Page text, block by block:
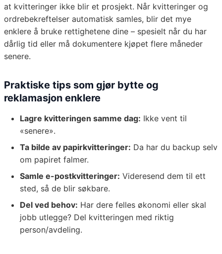
at kvitteringer ikke blir et prosjekt. Når kvitteringer og
ordrebekreftelser automatisk samles, blir det mye
enklere å bruke rettighetene dine – spesielt når du har
dårlig tid eller må dokumentere kjøpet flere måneder
senere.
Praktiske tips som gjør bytte og
reklamasjon enklere
Lagre kvitteringen samme dag: Ikke vent til
«senere».
Ta bilde av papirkvitteringer: Da har du backup selv
om papiret falmer.
Samle e-postkvitteringer: Videresend dem til ett
sted, så de blir søkbare.
Del ved behov: Har dere felles økonomi eller skal
jobb utlegge? Del kvitteringen med riktig
person/avdeling.